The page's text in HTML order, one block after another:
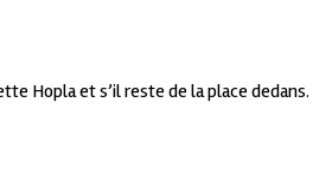
Hopla et s’il reste de la place dedans.